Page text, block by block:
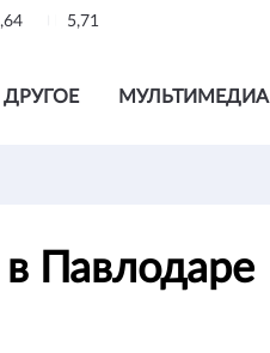
5,71
ДРУГОЕ МУЛЬТИМЕДИА
Павлодаре